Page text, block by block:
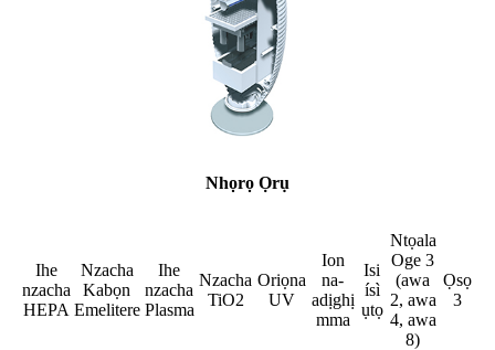
Nhọrọ Ọrụ
Ihe
nzacha
HEPA
Nzacha
Kabọn
Emelitere
Ihe
nzacha
Plasma
Nzacha
TiO2
Oriọna
UV
Ion
na-
adịghị
mma
Isi
ísì
ụtọ
Ntọala
Oge 3
(awa
2, awa
4, awa
8)
Ọsọ
3